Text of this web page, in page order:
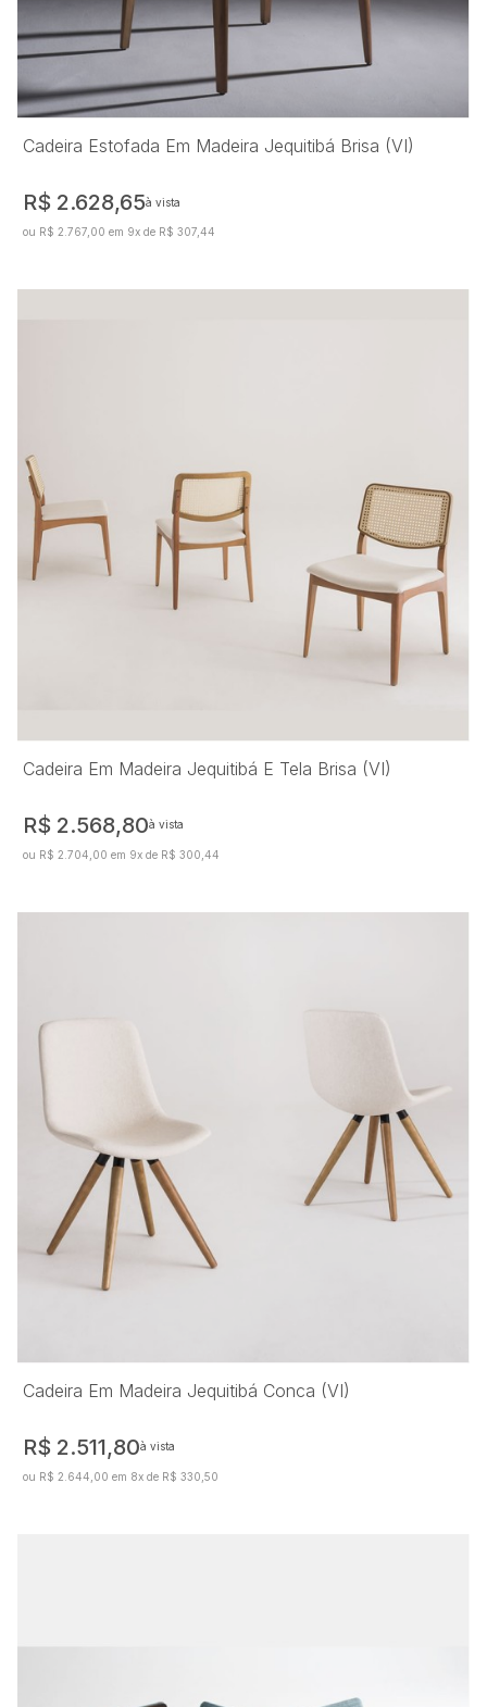
Cadeira Estofada Em Madeira Jequitibá Brisa (VI)
R$ 2.628,65à vista
ou R$ 2.767,00 em 9x de R$ 307,44
Cadeira Em Madeira Jequitibá E Tela Brisa (VI)
R$ 2.568,80à vista
ou R$ 2.704,00 em 9x de R$ 300,44
Cadeira Em Madeira Jequitibá Conca (VI)
R$ 2.511,80à vista
ou R$ 2.644,00 em 8x de R$ 330,50